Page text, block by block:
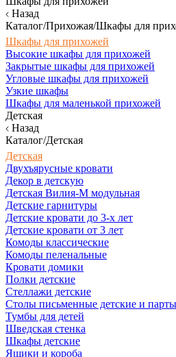
Назад
Каталог/Прихожая/Шкафы для
Шкафы для прихожей
Высокие шкафы для прихожей
Закрытые шкафы для прихожей
Угловые шкафы для прихожей
Узкие шкафы
Шкафы для маленькой прихожей
Детская
Назад
Каталог/Детская
Детская
Двухъярусные кровати
Декор в детскую
Детская Вилия-М модульная
Детские гарнитуры
Детские кровати до 3-х лет
Детские кровати от 3 лет
Комоды классические
Комоды пеленальные
Кровати домики
Полки детские
Стеллажи детские
Столы письменные детские и парты
Тумбы для детей
Шведская стенка
Шкафы детские
Ящики и короба